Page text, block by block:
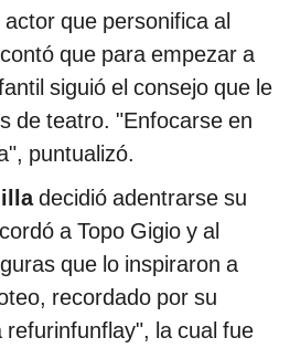
actor que personifica al
que para empezar a
siguió el consejo que le
de teatro. "Enfocarse en
puntualizó.
decidió adentrarse su
a Topo Gigio y al
que lo inspiraron a
recordado por su
la cual fue